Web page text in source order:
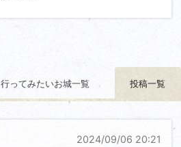
行ってみたいお城一覧 投稿一覧
2024/09/06 20:21